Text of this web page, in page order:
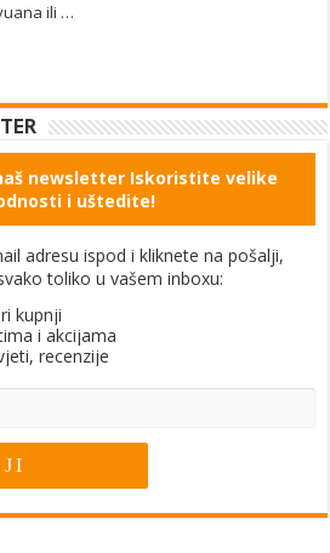
ili …
newsletter Iskoristite velike
i uštedite!
adresu ispod i kliknete na pošalji,
toliko u vašem inboxu:
kupnji
i akcijama
recenzije